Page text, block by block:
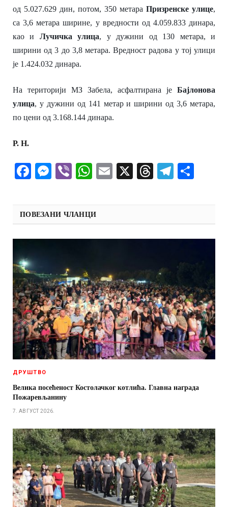
од ‪5.027.629‬ дин, потом, 350 метара Призренске улице,
са 3,6 метара ширине, у вредности од 4.059.833‬ динара,
као и Лучичка улица, удужини од130 метара,и
ширини од 3 до 3,8 метара.Вреднострадова у тој улици
је ‪1.424.032‬ динара.
На територији МЗ Забела, асфалтирана је Бајлонова
улица, удужини од141 метар и ширини од3,6 метара,
по цени од ‪3.168.144‬ динара.
Р. Н.
Facebook
Messenger
ViberWhatsApp
Email
X Threads
ПОВЕЗАНИ ЧЛАНЦИ
ДРУШТВО
Велика посећеност Костолачког котлића. Главна награда
Пожаревљанину
7. АВГУСТ 2026.